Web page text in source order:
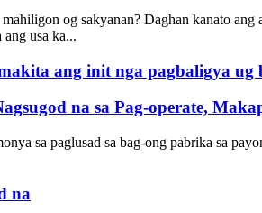
og sakyanan? Daghan kanato
usa ka...
ang init nga pagbaligya ug
na sa Pag-operate,
sa paglusad sa bag-ong pabrika sa
na